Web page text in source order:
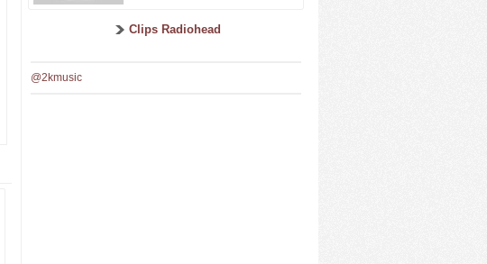
Clips Radiohead
@2kmusic